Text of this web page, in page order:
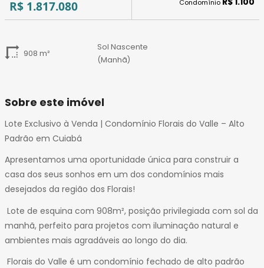
R$ 1.817.080 Condomínio
908 m²
Sol Nascente
(Manhã)
Sobre este imóvel
Lote Exclusivo à Venda | Condomínio Florais do Valle – Alto
Padrão em Cuiabá
Apresentamos uma oportunidade única para construir a
casa dos seus sonhos em um dos condomínios mais
desejados da região dos Florais!
Lote de esquina com 908m², posição privilegiada com sol da
manhã, perfeito para projetos com iluminação natural e
ambientes mais agradáveis ao longo do dia.
Florais do Valle é um condomínio fechado de alto padrão